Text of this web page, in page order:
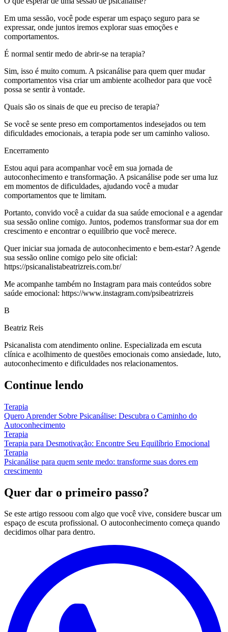
Em uma sessão, você pode esperar um espaço seguro para se
expressar, onde juntos iremos explorar suas emoções e
comportamentos.
É normal sentir medo de abrir-se na terapia?
Sim, isso é muito comum. A psicanálise para quem quer mudar
comportamentos visa criar um ambiente acolhedor para que você
possa se sentir à vontade.
Quais são os sinais de que eu preciso de terapia?
Se você se sente preso em comportamentos indesejados ou tem
dificuldades emocionais, a terapia pode ser um caminho valioso.
Encerramento
Estou aqui para acompanhar você em sua jornada de
autoconhecimento e transformação. A psicanálise pode ser uma luz
em momentos de dificuldades, ajudando você a mudar
comportamentos que te limitam.
Portanto, convido você a cuidar da sua saúde emocional e a agendar
sua sessão online comigo. Juntos, podemos transformar sua dor em
crescimento e encontrar o equilíbrio que você merece.
Quer iniciar sua jornada de autoconhecimento e bem-estar? Agende
sua sessão online comigo pelo site oficial:
https://psicanalistabeatrizreis.com.br/
Me acompanhe também no Instagram para mais conteúdos sobre
saúde emocional: https://www.instagram.com/psibeatrizreis
B
Beatriz Reis
Psicanalista com atendimento online. Especializada em escuta
clínica e acolhimento de questões emocionais como ansiedade, luto,
autoconhecimento e dificuldades nos relacionamentos.
Continue lendo
Terapia
Quero Aprender Sobre Psicanálise: Descubra o Caminho do
Autoconhecimento
Terapia
Terapia para Desmotivação: Encontre Seu Equilíbrio Emocional
Terapia
Psicanálise para quem sente medo: transforme suas dores em
crescimento
Quer dar o primeiro passo?
Se este artigo ressoou com algo que você vive, considere buscar um
espaço de escuta profissional. O autoconhecimento começa quando
decidimos olhar para dentro.